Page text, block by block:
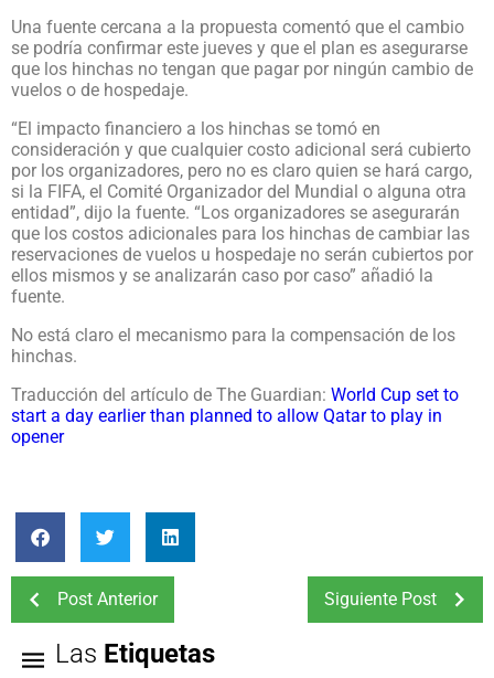
Una fuente cercana a la propuesta comentó que el cambio
se podría confirmar este jueves y que el plan es asegurarse
que los hinchas no tengan que pagar por ningún cambio de
vuelos o de hospedaje.
“El impacto financiero a los hinchas se tomó en
consideración y que cualquier costo adicional será cubierto
por los organizadores, pero no es claro quien se hará cargo,
si la FIFA, el Comité Organizador del Mundial o alguna otra
entidad”, dijo la fuente. “Los organizadores se asegurarán
que los costos adicionales para los hinchas de cambiar las
reservaciones de vuelos u hospedaje no serán cubiertos por
ellos mismos y se analizarán caso por caso” añadió la
fuente.
No está claro el mecanismo para la compensación de los
hinchas.
Traducción del artículo de The Guardian: World Cup set to
start a day earlier than planned to allow Qatar to play in
opener
Post Anterior Siguiente Post
Las Etiquetas